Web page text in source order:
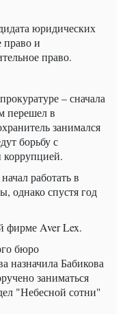
юридических
право и
право.
– сначала
перешел в
занимался
борьбу с
коррупцией.
работать в
однако спустя год
фирме Aver Lex.
бюро
назначила Бабикова
заниматься
"Небесной сотни"